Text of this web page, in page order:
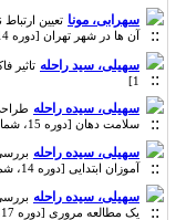
سهرابی، مونا
آن ها در شهر تهران [دوره 14، شماره 2]
سهیلی، سید راحله
1]
سهیلی، سیده راحله طراحی
سلامت دهان [دوره 15، شماره 1]
سهیلی، سیده راحله بررسی
آموزان ابتدایی [دوره 14، شماره 2]
سهیلی، سیده راحله بررسی
یک مطالعه مروری [دوره 17، شماره 1]